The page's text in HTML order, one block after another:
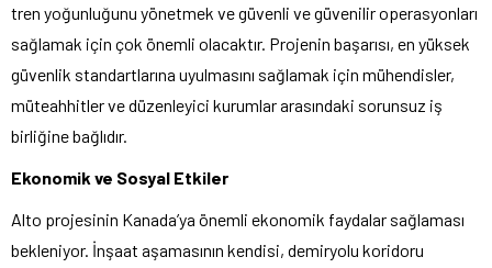
tren yoğunluğunu yönetmek ve güvenli ve güvenilir operasyonları
sağlamak için çok önemli olacaktır. Projenin başarısı, en yüksek
güvenlik standartlarına uyulmasını sağlamak için mühendisler,
müteahhitler ve düzenleyici kurumlar arasındaki sorunsuz iş
birliğine bağlıdır.
Ekonomik ve Sosyal Etkiler
Alto projesinin Kanada’ya önemli ekonomik faydalar sağlaması
bekleniyor. İnşaat aşamasının kendisi, demiryolu koridoru